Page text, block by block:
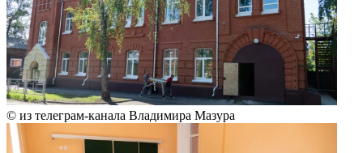
© из телеграм-канала Владимира Мазура